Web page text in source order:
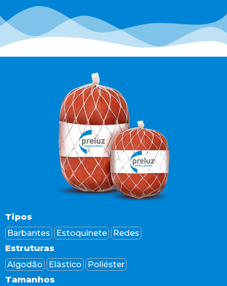
Tipos
Barbantes Estoquinete Redes
Estruturas
Algodão Elástico Poliéster
Tamanhos